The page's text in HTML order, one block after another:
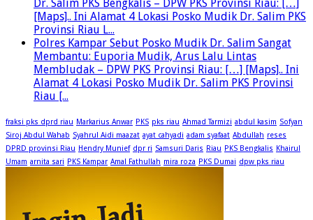
Dr. Salim PKS Bengkalis – DPW PKS Provinsi Riau: […]
[Maps].. Ini Alamat 4 Lokasi Posko Mudik Dr. Salim PKS
Provinsi Riau L...
Polres Kampar Sebut Posko Mudik Dr. Salim Sangat
Membantu: Euporia Mudik, Arus Lalu Lintas
Membludak – DPW PKS Provinsi Riau: […] [Maps].. Ini
Alamat 4 Lokasi Posko Mudik Dr. Salim PKS Provinsi
Riau [...
fraksi pks dprd riau Markarius Anwar PKS pks riau Ahmad Tarmizi abdul kasim Sofyan
Siroj Abdul Wahab Syahrul Aidi maazat ayat cahyadi adam syafaat Abdullah reses
DPRD provinsi Riau Hendry Munief dpr ri Samsuri Daris Riau PKS Bengkalis Khairul
Umam arnita sari PKS Kampar Amal Fathullah mira roza PKS Dumai dpw pks riau